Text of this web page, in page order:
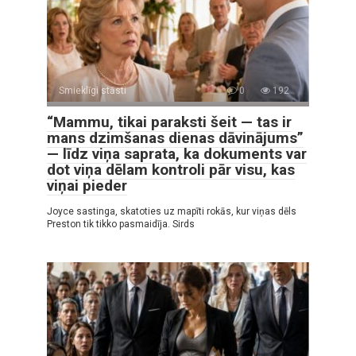
Smieklīgi stāsti 0 192
“Mammu, tikai paraksti šeit — tas ir
mans dzimšanas dienas dāvinājums”
— līdz viņa saprata, ka dokuments var
dot viņa dēlam kontroli pār visu, kas
viņai pieder
Joyce sastinga, skatoties uz mapīti rokās, kur viņas dēls
Preston tik tikko pasmaidīja. Sirds